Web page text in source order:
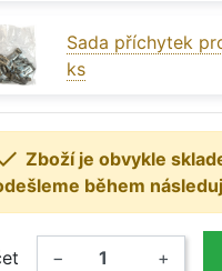
Sada příchytek
ks
Zboží je obvykle
během
− +